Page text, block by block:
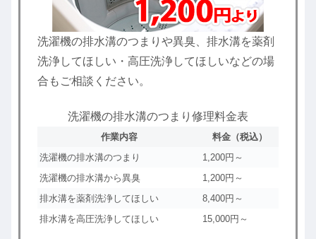
洗濯機の排水溝のつまりや異臭、排水溝を薬剤
洗浄してほしい・高圧洗浄してほしいなどの場
合もご相談ください。
洗濯機の排水溝のつまり修理料金表
作業内容
料金（税込）
洗濯機の排水溝のつまり
1,200円～
洗濯機の排水溝から異臭
1,200円～
排水溝を薬剤洗浄してほしい
8,400円～
排水溝を高圧洗浄してほしい
15,000円～